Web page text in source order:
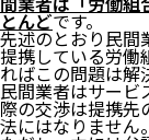
とんどです。
先述のとおり民間
提携している労働
ればこの問題は解
民間業者はサービ
際の交渉は提携先
法にはなりません